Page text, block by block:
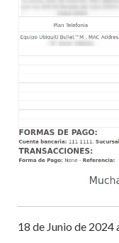
18 de Junio de